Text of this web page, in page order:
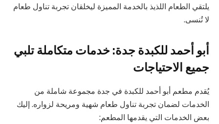
يلتقي الطعام اللذيذ بالخدمة المميزة ليخلقان تجربة تناول طعام
لا تُنسى.
أبو أحمد للكبدة جدة: خدمات متكاملة تلبي
جميع الاحتياجات
يُقدم مطعم أبو أحمد للكبدة في جدة مجموعة شاملة من
الخدمات لضمان تجربة تناول طعام شهية ومريحة لزواره. إليك
بعض الخدمات التي يقدمها المطعم: